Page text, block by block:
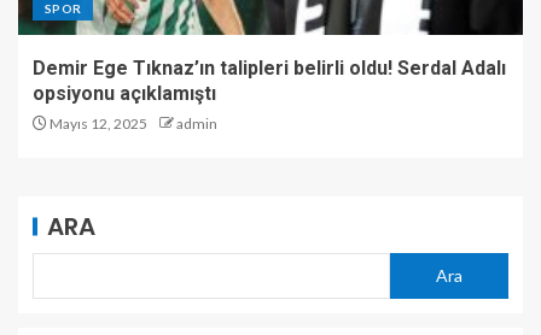
SPOR
Demir Ege Tıknaz’ın talipleri belirli oldu! Serdal Adalı
opsiyonu açıklamıştı
Mayıs 12, 2025 admin
ARA
Ara